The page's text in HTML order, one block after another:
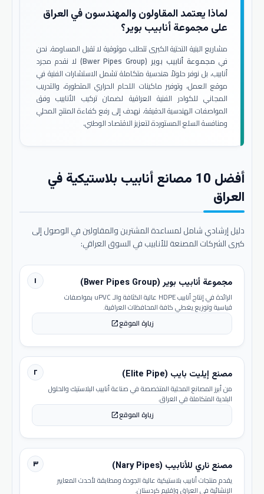
لماذا يعتمد المقاولون والمهندسون في العراق
على مجموعة أنابيب بوير؟
مشاريع البنية التحتية الكبرى تتطلب موثوقية لا تقبل المساومة. نحن
في مجموعة أنابيب بوير (Bwer Pipes Group)
لا نقدم مجرد
أنابيب، بل نوفر حلولاً هندسية متكاملة تشمل الاستشارات الفنية في
موقع العمل، وتوفير ماكينات اللحام الحراري المتطورة، والتدريب
المجاني للكوادر الفنية العراقية لضمان تركيب الأنابيب وفق
المواصفات الهندسية الدقيقة. نهدف إلى رفع كفاءة المنتج المحلي
ومنافسة السلع المستوردة لتعزيز الاقتصاد الوطني.
أفضل 10 مصانع أنابيب بلاستيكية في
العراق
دليل إرشادي شامل لمساعدة المشترين والمقاولين في الوصول إلى
كبرى الشركات المصنعة للأنابيب في السوق العراقي:
١ مجموعة أنابيب بوير (Bwer Pipes Group)
الرائدة في إنتاج أنابيب HDPE عالية الكثافة والـ uPVC بمواصفات
قياسية وتوزيع يغطي كافة المحافظات العراقية.
زيارة الموقعopen_in_new
٢ مصنع إيليت بايب (Elite Pipe)
من أبرز المصانع المحلية المتخصصة في صناعة أنابيب البلاستيك والحلول
البلدية المتكاملة في العراق.
زيارة الموقعopen_in_new
٣ مصنع ناري للأنابيب (Nary Pipes)
يقدم منتجات أنابيب بلاستيكية عالية الجودة ومطابقة لأحدث المعايير
الإنشائية في العراق وإقليم كردستان.